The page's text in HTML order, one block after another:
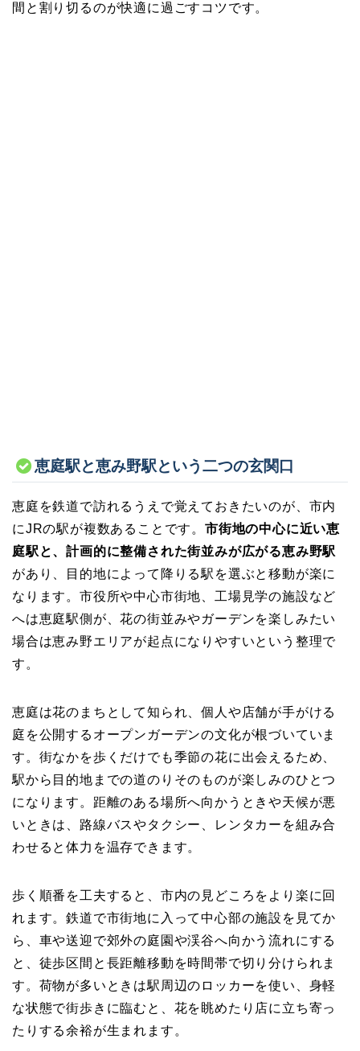
間と割り切るのが快適に過ごすコツです。
恵庭駅と恵み野駅という二つの玄関口
恵庭を鉄道で訪れるうえで覚えておきたいのが、市内
にJRの駅が複数あることです。 市街地の中心に近い恵
庭駅と、計画的に整備された街並みが広がる恵み野駅
があり、目的地によって降りる駅を選ぶと移動が楽に
なります。市役所や中心市街地、工場見学の施設など
へは恵庭駅側が、花の街並みやガーデンを楽しみたい
場合は恵み野エリアが起点になりやすいという整理で
す。
恵庭は花のまちとして知られ、個人や店舗が手がける
庭を公開するオープンガーデンの文化が根づいていま
す。街なかを歩くだけでも季節の花に出会えるため、
駅から目的地までの道のりそのものが楽しみのひとつ
になります。距離のある場所へ向かうときや天候が悪
いときは、路線バスやタクシー、レンタカーを組み合
わせると体力を温存できます。
歩く順番を工夫すると、市内の見どころをより楽に回
れます。鉄道で市街地に入って中心部の施設を見てか
ら、車や送迎で郊外の庭園や渓谷へ向かう流れにする
と、徒歩区間と長距離移動を時間帯で切り分けられま
す。荷物が多いときは駅周辺のロッカーを使い、身軽
な状態で街歩きに臨むと、花を眺めたり店に立ち寄っ
たりする余裕が生まれます。